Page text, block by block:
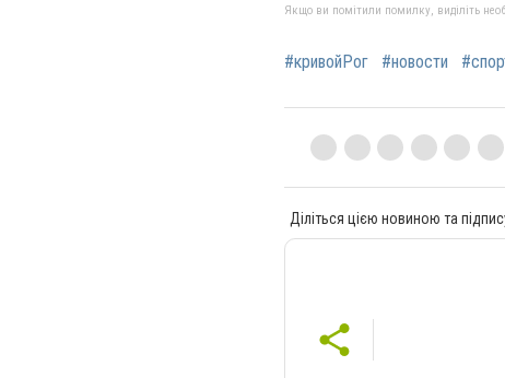
Якщо ви помітили помилку, виділіть
#кривойРог #новости
Діліться цією новиною та